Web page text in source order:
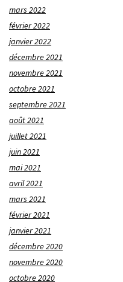
mars 2022
février 2022
janvier 2022
décembre 2021
novembre 2021
octobre 2021
septembre 2021
août 2021
juillet 2021
juin 2021
mai 2021
avril 2021
mars 2021
février 2021
janvier 2021
décembre 2020
novembre 2020
octobre 2020